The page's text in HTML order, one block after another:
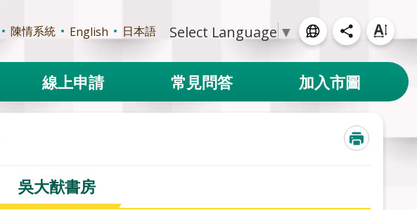
陳情系統 English 日本語 Select Language ▼
線上申請 常見問答 加入市圖
吳大猷書房